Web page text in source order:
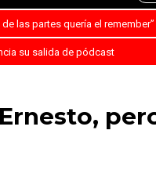
las partes quería el remember”
su salida de pódcast